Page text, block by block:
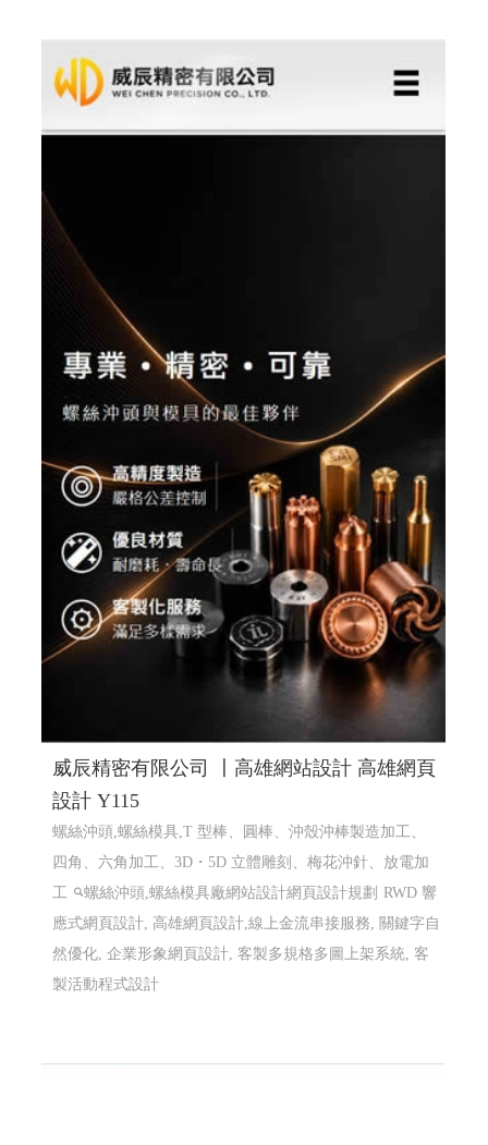
威辰精密有限公司 〡高雄網站設計 高雄網頁
設計 Y115
螺絲沖頭,螺絲模具,T 型棒、圓棒、沖殼沖棒製造加工、
四角、六角加工、3D・5D 立體雕刻、梅花沖針、放電加
工
螺絲沖頭,螺絲模具廠網站設計網頁設計規劃 RWD 響
應式網頁設計, 高雄網頁設計,線上金流串接服務, 關鍵字自
然優化, 企業形象網頁設計, 客製多規格多圖上架系統, 客
製活動程式設計